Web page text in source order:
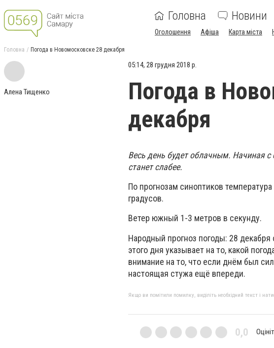
Головна Новини
Оголошення Афіша Карта міста
Головна Погода в Новомосковске 28 декабря
Алена Тищенко
05:14, 28 грудня 2018 р.
Погода в
декабря
Весь день будет облачным. Начиная с
станет слабее.
По прогнозам синоптиков
градусов.
Ветер южный 1-3 метров в секунду.
Народный прогноз погоды: 28
этого дня указывает на то, какой
внимание на то, что если днём был
настоящая стужа ещё впереди.
Якщо ви помітили помилку, виділіть необхідний текст і
0,0